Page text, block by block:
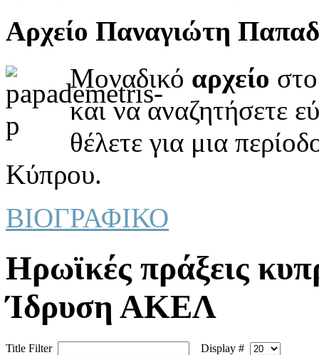
Αρχείο Παναγιώτη
Μοναδικό αρχείο
και να αναζητήσετε
θέλετε για μια
Κύπρου.
ΒΙΟΓΡΑΦΙΚΟ
Ηρωϊκές πράξεις
Ίδρυση ΑΚΕΛ
Title Filter
Display #